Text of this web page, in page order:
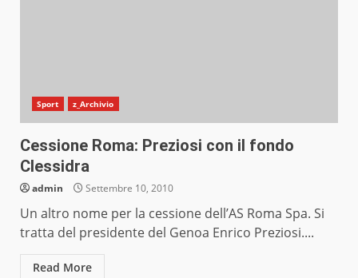
Sport z_Archivio
Cessione Roma: Preziosi con il fondo
Clessidra
admin Settembre 10, 2010
Un altro nome per la cessione dell’AS Roma Spa. Si
tratta del presidente del Genoa Enrico Preziosi....
Read More